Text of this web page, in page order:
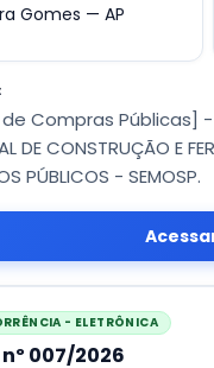
Gomes — AP
Compras Públicas] -
DE CONSTRUÇÃO E
PÚBLICOS - SEMOSP.
- ELETRÔNICA
007/2026